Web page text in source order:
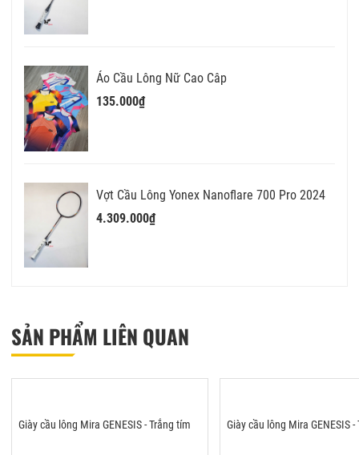
Áo Cầu Lông Nữ Cao Câp
135.000₫
Vợt Cầu Lông Yonex Nanoflare 700 Pro 2024
4.309.000₫
SẢN PHẨM LIÊN QUAN
Giày cầu lông Mira GENESIS - Trắng tím Giày cầu lông Mira GENESIS